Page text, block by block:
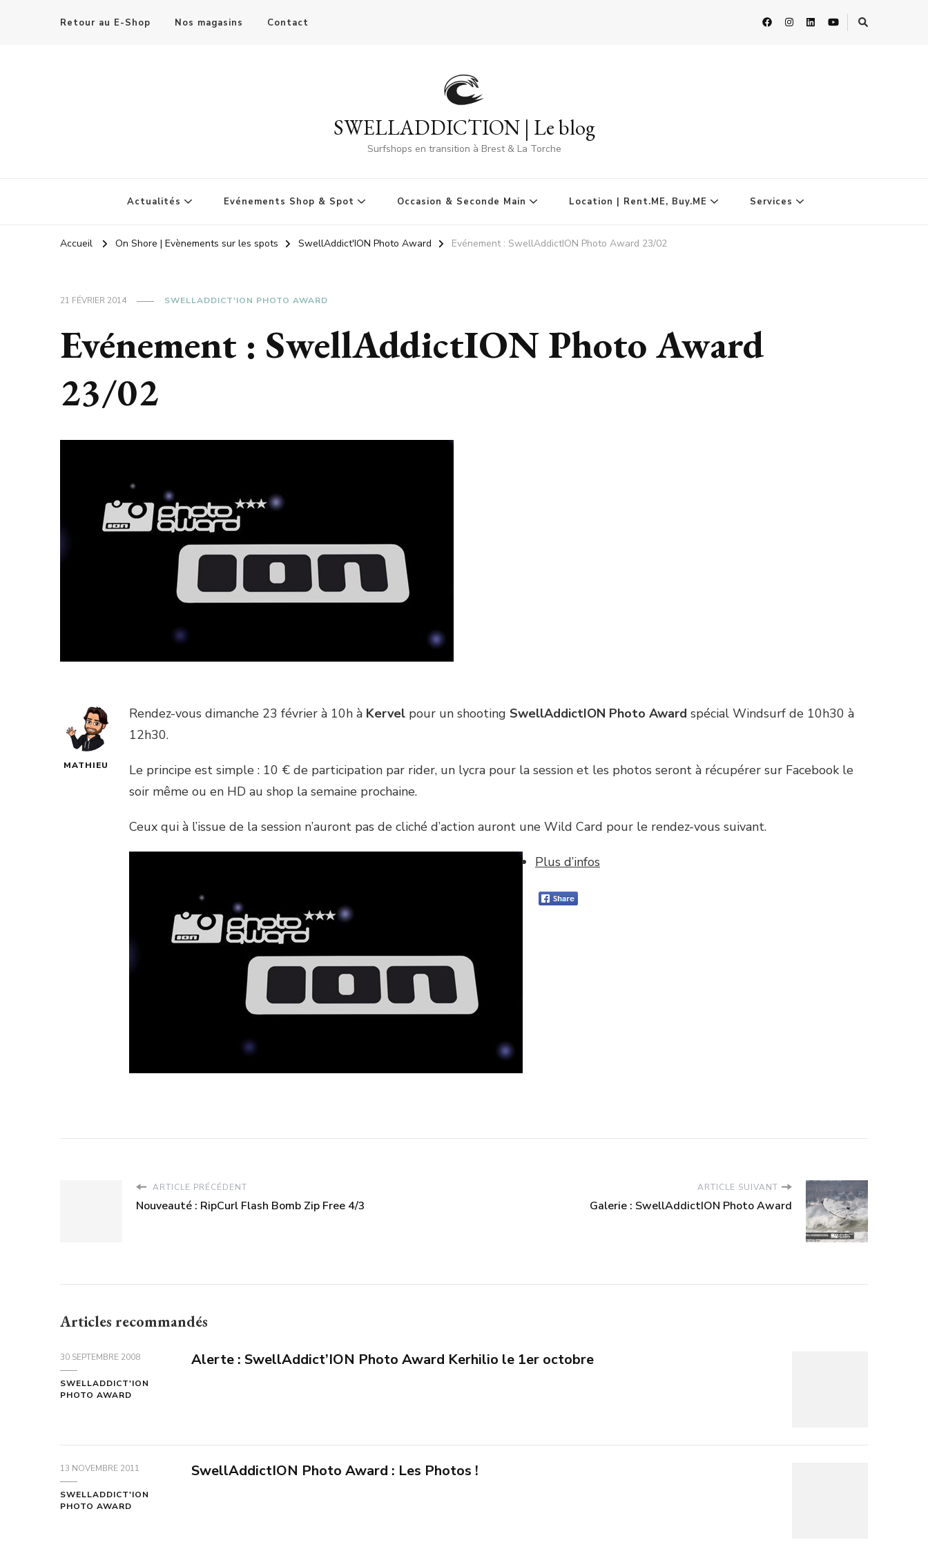
Retour au E-Shop Nos magasins Contact
SWELLADDICTION | Le blog
Surfshops en transition à Brest & La Torche
Actualités Evénements Shop & Spot Occasion & Seconde Main Location | Rent.ME, Buy.ME Services
Accueil On Shore | Evènements sur les spots SwellAddict'ION Photo Award Evénement : SwellAddictION Photo Award 23/02
21 FÉVRIER 2014 SWELLADDICT'ION PHOTO AWARD
Evénement : SwellAddictION Photo Award
23/02
MATHIEU
Rendez-vous dimanche 23 février à 10h à Kervel pour un shooting SwellAddictION Photo Award spécial Windsurf de 10h30 à
12h30.
Le principe est simple : 10 € de participation par rider, un lycra pour la session et les photos seront à récupérer sur Facebook le
soir même ou en HD au shop la semaine prochaine.
Ceux qui à l’issue de la session n’auront pas de cliché d’action auront une Wild Card pour le rendez-vous suivant.
Plus d’infos
ARTICLE PRÉCÉDENT
Nouveauté : RipCurl Flash Bomb Zip Free 4/3
ARTICLE SUIVANT
Galerie : SwellAddictION Photo Award
Articles recommandés
30 SEPTEMBRE 2008
SWELLADDICT'ION
PHOTO AWARD
Alerte : SwellAddict’ION Photo Award Kerhilio le 1er octobre
13 NOVEMBRE 2011
SWELLADDICT'ION
PHOTO AWARD
SwellAddictION Photo Award : Les Photos !